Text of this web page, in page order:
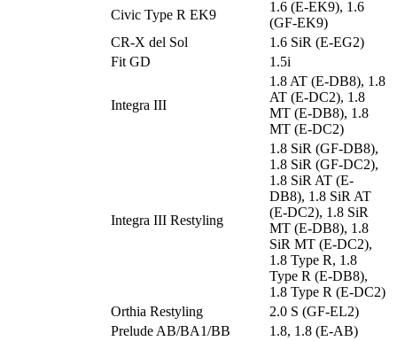
Civic Type R EK9
1.6 (E-EK9), 1.6
(GF-EK9)
CR-X del Sol
1.6 SiR (E-EG2)
Fit GD
1.5i
Integra III
1.8 AT (E-DB8), 1.8
AT (E-DC2), 1.8
MT (E-DB8), 1.8
MT (E-DC2)
Integra III Restyling
1.8 SiR (GF-DB8),
1.8 SiR (GF-DC2),
1.8 SiR AT (E-
DB8), 1.8 SiR AT
(E-DC2), 1.8 SiR
MT (E-DB8), 1.8
SiR MT (E-DC2),
1.8 Type R, 1.8
Type R (E-DB8),
1.8 Type R (E-DC2)
Orthia Restyling
2.0 S (GF-EL2)
Prelude AB/BA1/BB
1.8, 1.8 (E-AB)